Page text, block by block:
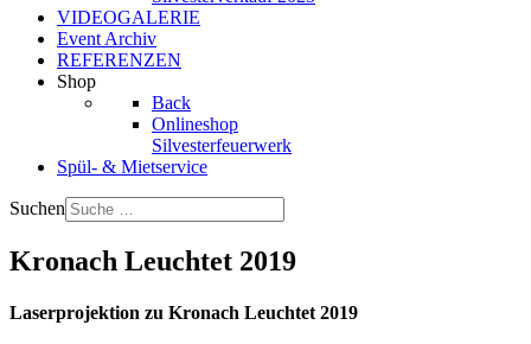
VIDEOGALERIE
Event Archiv
REFERENZEN
Shop
Back
Onlineshop
Silvesterfeuerwerk
Spül- & Mietservice
Suchen
Kronach Leuchtet 2019
Laserprojektion zu Kronach Leuchtet 2019